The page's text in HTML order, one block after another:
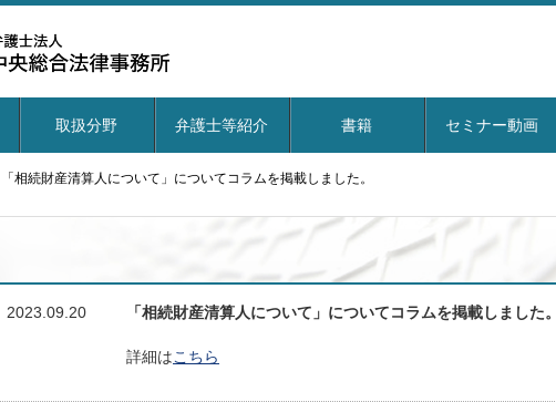
取扱分野 弁護士等紹介 書籍 セミナー動画
「相続財産清算人について」についてコラムを掲載しました。
2023.09.20 「相続財産清算人について」についてコラムを掲載しました。
詳細はこちら